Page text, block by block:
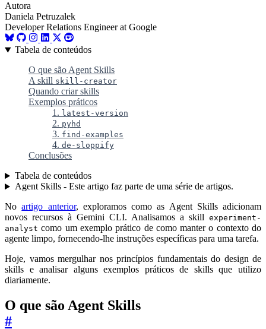
Autora
Daniela Petruzalek
Developer Relations Engineer at Google
Tabela de conteúdos
O que são Agent Skills
A skill skill-creator
Quando criar skills
Exemplos práticos
1. latest-version
2. pyhd
3. find-examples
4. de-sloppify
Conclusões
Tabela de conteúdos
Agent Skills - Este artigo faz parte de uma série de artigos.
Noartigo anterior, exploramos como as Agent Skills adicionam
novos recursos à Gemini CLI. Analisamos a skill experiment-
analyst como um exemplo prático de como manter o contexto do
agente limpo, fornecendo-lhe instruções específicas para uma tarefa.
Hoje, vamos mergulhar nos princípios fundamentais do design de
skills e analisar alguns exemplos práticos de skills que utilizo
diariamente.
O que são Agent Skills
#